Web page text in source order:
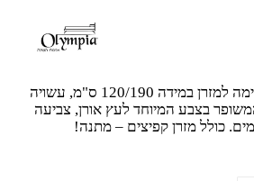
מיטה ברוחב וחצי המתאימה למזרן במידה 120/190 ס"מ, עשויה
בצבע המיוחד לעץ אורן, צביעה
כולל מזרן קפיצים – מתנה!